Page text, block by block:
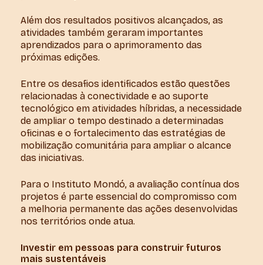
Além dos resultados positivos alcançados, as
atividades também geraram importantes
aprendizados para o aprimoramento das
próximas edições.
Entre os desafios identificados estão questões
relacionadas à conectividade e ao suporte
tecnológico em atividades híbridas, a necessidade
de ampliar o tempo destinado a determinadas
oficinas e o fortalecimento das estratégias de
mobilização comunitária para ampliar o alcance
das iniciativas.
Para o Instituto Mondó, a avaliação contínua dos
projetos é parte essencial do compromisso com
a melhoria permanente das ações desenvolvidas
nos territórios onde atua.
Investir em pessoas para construir futuros
mais sustentáveis